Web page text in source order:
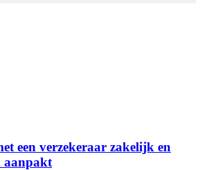
een verzekeraar zakelijk en
aanpakt